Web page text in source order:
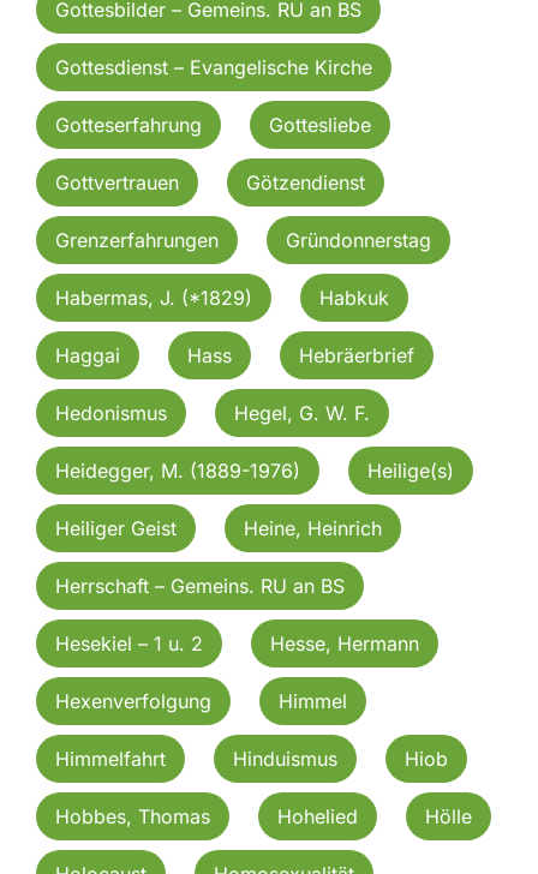
Gottesbilder – Gemeins. RU an BS
Gottesdienst – Evangelische Kirche
Gotteserfahrung Gottesliebe
Gottvertrauen Götzendienst
Grenzerfahrungen Gründonnerstag
Habermas, J. (*1829) Habkuk
Haggai Hass Hebräerbrief
Hedonismus Hegel, G. W. F.
Heidegger, M. (1889-1976) Heilige(s)
Heiliger Geist Heine, Heinrich
Herrschaft – Gemeins. RU an BS
Hesekiel – 1 u. 2 Hesse, Hermann
Hexenverfolgung Himmel
Himmelfahrt Hinduismus Hiob
Hobbes, Thomas Hohelied Hölle